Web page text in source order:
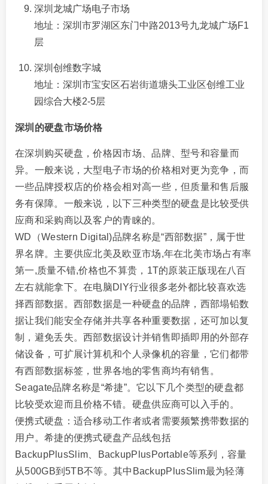
深圳龙城广场电子市场
地址：深圳市罗湖区东门中路2013号九龙城广场F1
层
深圳创维数字城
地址：深圳市宝安区石岩街道塘头工业区创维工业
园综合大楼2-5层
深圳的硬盘市场价格
在深圳购买硬盘，价格因市场、品牌、型号和容量而
异。一般来说，大型电子市场的价格相对更为竞争，而
一些品牌授权店的价格会相对高一些，但质量和售后服
务有保障。一般来说，以下三种类型的硬盘是比较受供
应商和采购商以及客户的青睐的。
WD（Western Digital)品牌名称是“西部数据”，属于世
界名牌。主要供应北美及欧亚市场,年在北美市场占有率
第一,质量不错,价格也不算贵，1T的原装正版现在八百
左右就能拿下。在电脑DIY行业很多老外都比较喜欢选
择西部数据。西部数据是一种硬盘的品牌，西部塌铅数
据让我们能安全存储并共享各种重要数据，还可加以复
制，避免丢失。西部数据设计并销售即插即用的外部存
储设备，可扩展计算机和个人录像机的容量，它们都带
有西部数据标签，世界各地的零售商均有销售。
Seagate品牌名称是“希捷”。它以下几个类型的硬盘都
比较受欢迎而且价格不错。硬盘供应商可以入手的。
便携式硬盘：适合移动工作者或者需要频繁携带数据的
用户。希捷的便携式硬盘产品线包括
BackupPlusSlim、BackupPlusPortable等系列，容量
从500GB到5TB不等。其中BackupPlusSlim最为轻薄